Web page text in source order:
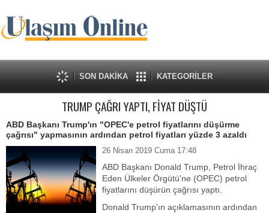
SON DAKİKA KATEGORİLER
TRUMP ÇAĞRI YAPTI, FİYAT DÜŞTÜ
ABD Başkanı Trump'ın "OPEC'e petrol fiyatlarını düşürme
çağrısı" yapmasının ardından petrol fiyatları yüzde 3 azaldı
26 Nisan 2019 Cuma 17:48
ABD Başkanı Donald Trump, Petrol İhraç
Eden Ülkeler Örgütü'ne (OPEC) petrol
fiyatlarını düşürün çağrısı yaptı.
Donald Trump'ın açıklamasının ardından